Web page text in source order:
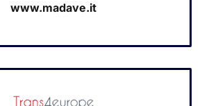
www.madave.it